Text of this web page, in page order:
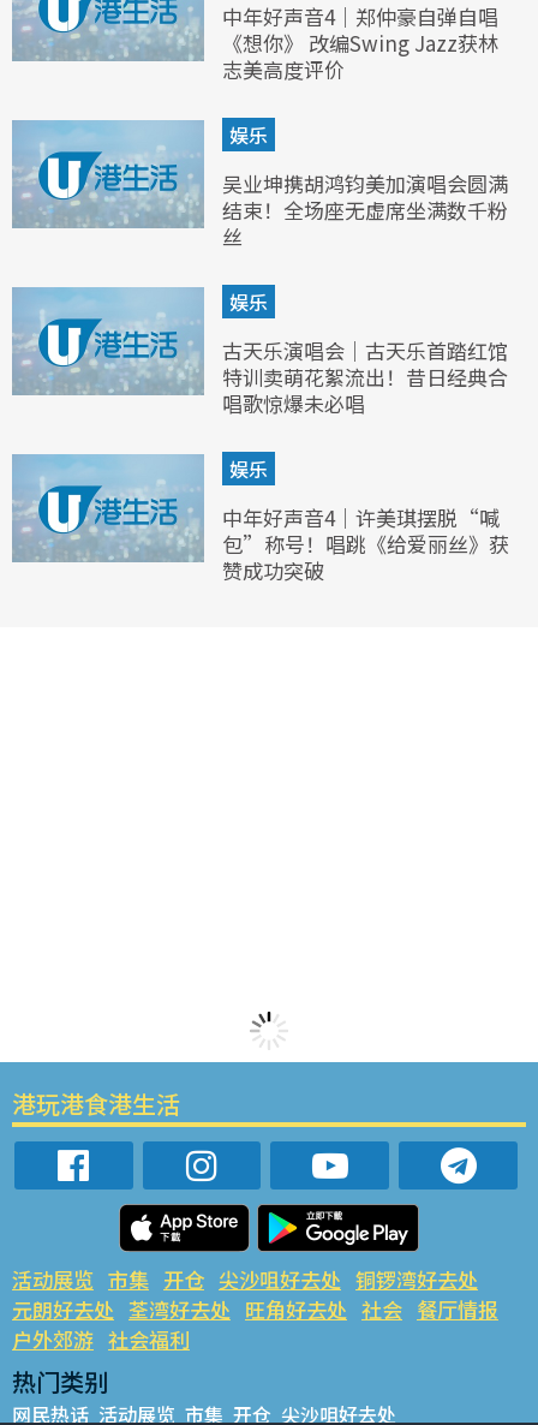
中年好声音4｜郑仲豪自弹自唱
《想你》 改编Swing Jazz获林
志美高度评价
娱乐
吴业坤携胡鸿钧美加演唱会圆满
结束！全场座无虚席坐满数千粉
丝
娱乐
古天乐演唱会｜古天乐首踏红馆
特训卖萌花絮流出！昔日经典合
唱歌惊爆未必唱
娱乐
中年好声音4｜许美琪摆脱“喊
包”称号！唱跳《给爱丽丝》获
赞成功突破
港玩港食港生活
活动展览 市集 开仓 尖沙咀好去处 铜锣湾好去处
元朗好去处 荃湾好去处 旺角好去处 社会 餐厅情报
户外郊游 社会福利
热门类别
网民热话 活动展览 市集 开仓 尖沙咀好去处